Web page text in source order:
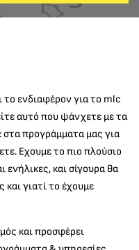
το ενδιαφέρον για το mlc
αυτό που ψάνχετε με τα
στα προγράμματα μας για
Εχουμε το πιο πλούσιο
ενήλικες, και σίγουρα θα
γιατί το έχουμε
και προσφέρει